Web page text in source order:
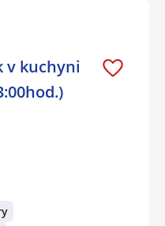
v kuchyni